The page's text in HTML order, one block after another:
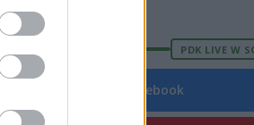
FORMA
PDK LIVE W
Facebook